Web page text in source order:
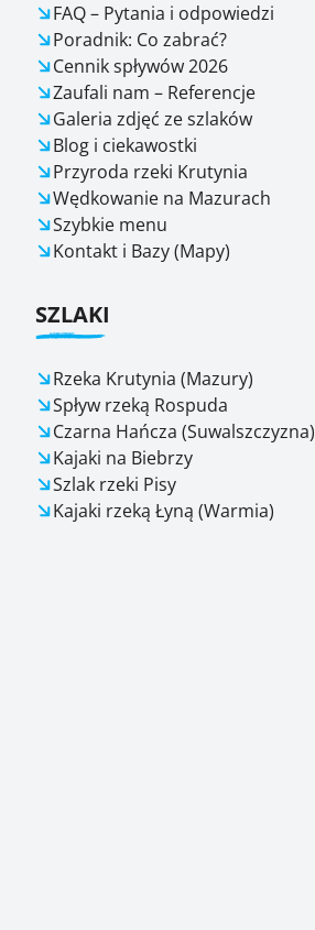
FAQ – Pytania i odpowiedzi
Poradnik: Co zabrać?
Cennik spływów 2026
Zaufali nam – Referencje
Galeria zdjęć ze szlaków
Blog i ciekawostki
Przyroda rzeki Krutynia
Wędkowanie na Mazurach
Szybkie menu
Kontakt i Bazy (Mapy)
SZLAKI
Rzeka Krutynia (Mazury)
Spływ rzeką Rospuda
Czarna Hańcza (Suwalszczyzna)
Kajaki na Biebrzy
Szlak rzeki Pisy
Kajaki rzeką Łyną (Warmia)